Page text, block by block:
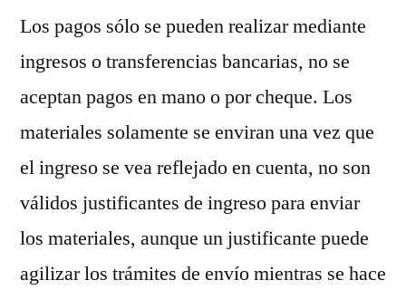
Los pagos sólo se pueden realizar mediante
ingresos o transferencias bancarias, no se
aceptan pagos en mano o por cheque. Los
materiales solamente se enviran una vez que
el ingreso se vea reflejado en cuenta, no son
válidos justificantes de ingreso para enviar
los materiales, aunque un justificante puede
agilizar los trámites de envío mientras se hace